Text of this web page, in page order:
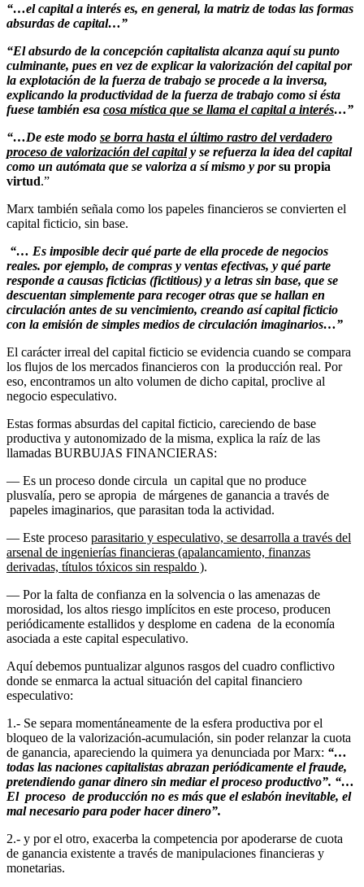
“…el capital a interés es, en general, la matriz de todas las formas
absurdas de capital…”
“El absurdo de la concepción capitalista alcanza aquí su punto
culminante, pues en vez de explicar la valorización del capital por
la explotación de la fuerza de trabajo se procede a la inversa,
explicando la productividad de la fuerza de trabajo como si ésta
fuese también esa cosa mística que se llama el capital a interés…”
“…De este modo se borra hasta el último rastro del verdadero
proceso de valorización del capitaly se refuerza la idea del capital
como un autómata que se valoriza a sí mismo y porsu propia
virtud.”
Marx también señala como los papeles financieros se convierten el
capital ficticio, sin base.
“… Es imposible decir qué parte de ella procede de negocios
reales. por ejemplo, de compras y ventas efectivas, y qué parte
responde a causas ficticias (fictitious) y a letras sin base, que se
descuentan simplemente para recoger otras que se hallan en
circulación antes de su vencimiento, creando así capital ficticio
con la emisión de simples medios de circulación imaginarios…”
El carácter irreal del capital ficticio se evidencia cuando se compara
los flujos de los mercados financieros con la producción real. Por
eso, encontramos un alto volumen de dicho capital, proclive al
negocio especulativo.
Estas formas absurdas del capital ficticio, careciendo de base
productiva y autonomizado de la misma, explica la raíz de las
llamadas BURBUJAS FINANCIERAS:
— Es un proceso donde circula un capital que no produce
plusvalía, pero se apropia de márgenes de ganancia a través de
papeles imaginarios, que parasitan toda la actividad.
— Este proceso parasitario y especulativo, se desarrolla a través del
arsenal de ingenierías financieras (apalancamiento, finanzas
derivadas, títulos tóxicos sin respaldo ).
— Por la falta de confianza en la solvencia o las amenazas de
morosidad, los altos riesgo implícitos en este proceso, producen
periódicamente estallidos y desplome en cadena de la economía
asociada a este capital especulativo.
Aquí debemos puntualizar algunos rasgos del cuadro conflictivo
donde se enmarca la actual situación del capital financiero
especulativo:
1.- Se separa momentáneamente de la esfera productiva por el
bloqueo de la valorización-acumulación, sin poder relanzar la cuota
de ganancia, apareciendo la quimera ya denunciada por Marx: “…
todas las naciones capitalistas abrazan periódicamente el fraude,
pretendiendo ganar dinero sin mediar el proceso productivo”. “…
El proceso de producción no es más que el eslabón inevitable, el
mal necesario para poder hacer dinero”.
2.- y por el otro, exacerba la competencia por apoderarse de cuota
de ganancia existente a través de manipulaciones financieras y
monetarias.